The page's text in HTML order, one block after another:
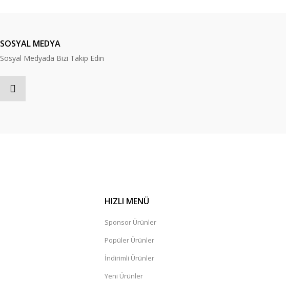
SOSYAL MEDYA
Sosyal Medyada Bizi Takip Edin
HIZLI MENÜ
Sponsor Ürünler
Popüler Ürünler
İndirimli Ürünler
Yeni Ürünler